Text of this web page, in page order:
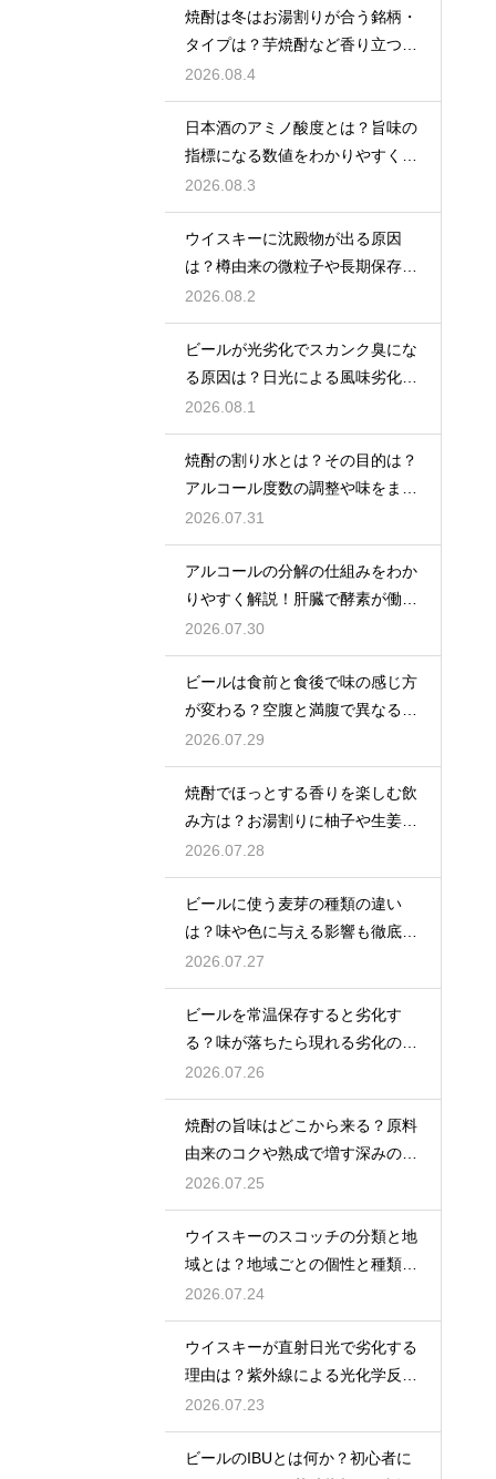
焼酎は冬はお湯割りが合う銘柄・
タイプは？芋焼酎など香り立つ本
格焼酎で体が温まる
2026.08.4
日本酒のアミノ酸度とは？旨味の
指標になる数値をわかりやすく解
説
2026.08.3
ウイスキーに沈殿物が出る原因
は？樽由来の微粒子や長期保存で
成分が析出するため
2026.08.2
ビールが光劣化でスカンク臭にな
る原因は？日光による風味劣化を
解説
2026.08.1
焼酎の割り水とは？その目的は？
アルコール度数の調整や味をまろ
やかにする効果を解説
2026.07.31
アルコールの分解の仕組みをわか
りやすく解説！肝臓で酵素が働き
アセトアルデヒドに変化して無害
化
2026.07.30
ビールは食前と食後で味の感じ方
が変わる？空腹と満腹で異なる味
覚の感じ方を解説
2026.07.29
焼酎でほっとする香りを楽しむ飲
み方は？お湯割りに柚子や生姜を
加えてリラックス効果を実感
2026.07.28
ビールに使う麦芽の種類の違い
は？味や色に与える影響も徹底解
説
2026.07.27
ビールを常温保存すると劣化す
る？味が落ちたら現れる劣化のサ
インを解説
2026.07.26
焼酎の旨味はどこから来る？原料
由来のコクや熟成で増す深みの秘
密を解説
2026.07.25
ウイスキーのスコッチの分類と地
域とは？地域ごとの個性と種類を
解説
2026.07.24
ウイスキーが直射日光で劣化する
理由は？紫外線による光化学反応
で風味が損なわれるため
2026.07.23
ビールのIBUとは何か？初心者に